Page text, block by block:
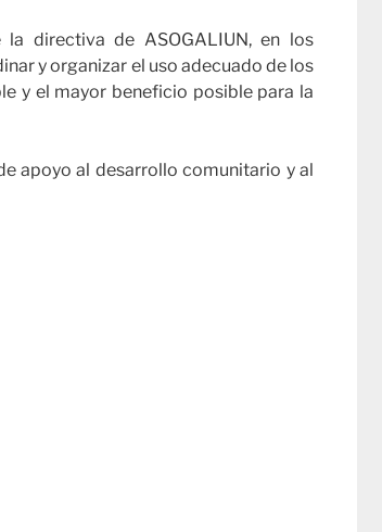
directiva de ASOGALIUN, en los
y organizar el uso adecuado de los
y el mayor beneficio posible para la
apoyo al desarrollo comunitario y al